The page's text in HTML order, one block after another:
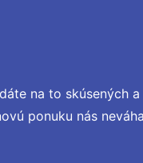
na to skúsených
ponuku nás